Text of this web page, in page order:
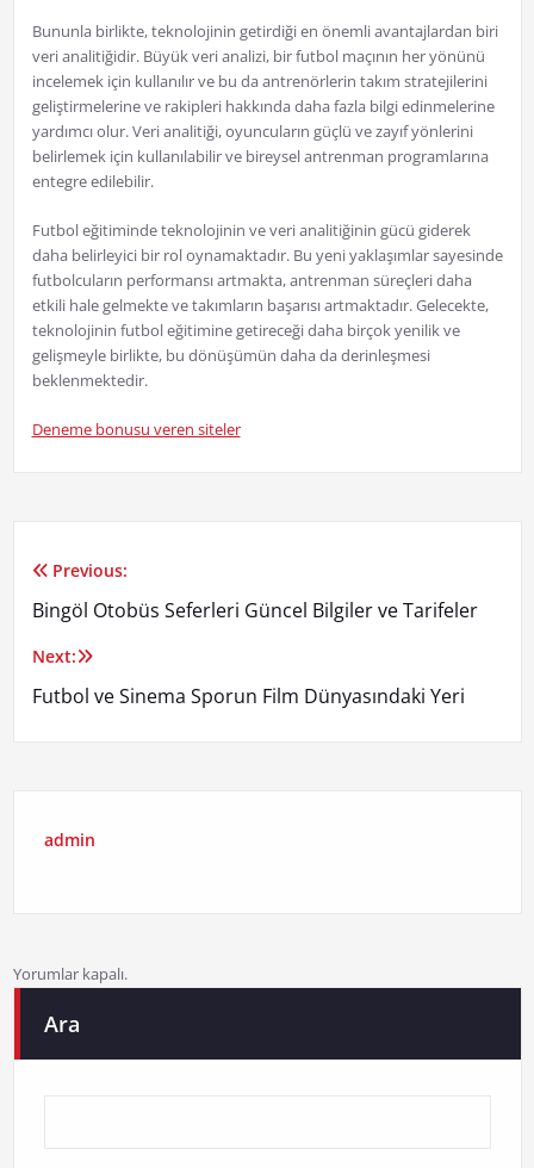
Bununla birlikte, teknolojinin getirdiği en önemli avantajlardan biri
veri analitiğidir. Büyük veri analizi, bir futbol maçının her yönünü
incelemek için kullanılır ve bu da antrenörlerin takım stratejilerini
geliştirmelerine ve rakipleri hakkında daha fazla bilgi edinmelerine
yardımcı olur. Veri analitiği, oyuncuların güçlü ve zayıf yönlerini
belirlemek için kullanılabilir ve bireysel antrenman programlarına
entegre edilebilir.
Futbol eğitiminde teknolojinin ve veri analitiğinin gücü giderek
daha belirleyici bir rol oynamaktadır. Bu yeni yaklaşımlar sayesinde
futbolcuların performansı artmakta, antrenman süreçleri daha
etkili hale gelmekte ve takımların başarısı artmaktadır. Gelecekte,
teknolojinin futbol eğitimine getireceği daha birçok yenilik ve
gelişmeyle birlikte, bu dönüşümün daha da derinleşmesi
beklenmektedir.
Deneme bonusu veren siteler
Yazı
gezinmesi
Previous:
Bingöl Otobüs Seferleri Güncel Bilgiler ve Tarifeler
Next:
Futbol ve Sinema Sporun Film Dünyasındaki Yeri
admin
Yorumlar kapalı.
Ara